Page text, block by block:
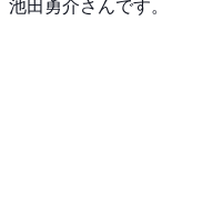
池田勇介さんです。